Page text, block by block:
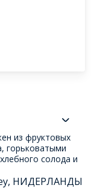
из фруктовых
горьковатыми
солода и
НИДЕРЛАНДЫ